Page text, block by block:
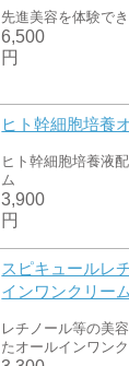
先進美容を体験で
6,500
円
ヒト幹細胞培養
ヒト幹細胞培養液
ム
3,900
円
スピキュールレ
インワンクリーム
レチノール等の美
たオールインワン